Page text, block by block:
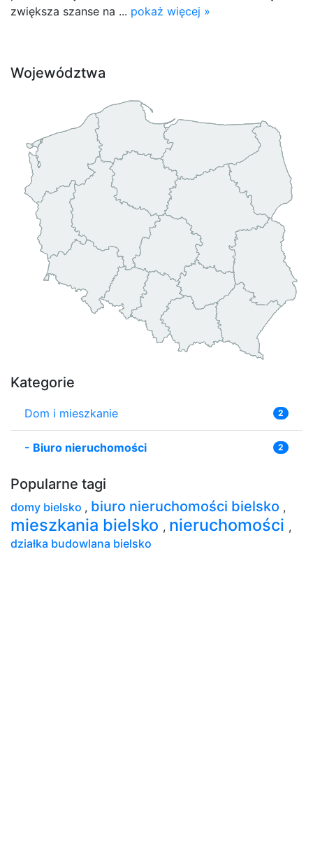
zwiększa szanse na ... pokaż więcej »
Województwa
Kategorie
Dom i mieszkanie 2
- Biuro nieruchomości 2
Popularne tagi
domy bielsko , biuro nieruchomości bielsko ,
mieszkania bielsko , nieruchomości ,
działka budowlana bielsko